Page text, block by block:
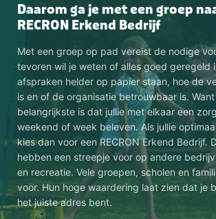
Daarom ga je met een groep
RECRON Erkend Bedrijf
Met een groep op pad vereist de nodige
tevoren wil je weten of alles goed geregeld
afspraken helder op papier staan, hoe de
is en of de organisatie betrouwbaar is.
belangrijkste is dat jullie met elkaar een
weekend of week beleven. Als jullie
kies dan voor een RECRON Erkend Bedrijf.
hebben een streepje voor op andere
en recreatie. Vele groepen, scholen en
voor. Hun hoge waardering laat zien dat je
het juiste adres bent.